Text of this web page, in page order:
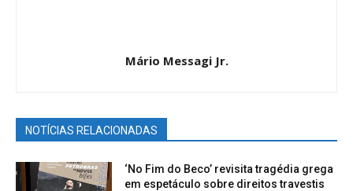
Mário Messagi Jr.
NOTÍCIAS RELACIONADAS
‘No Fim do Beco’ revisita tragédia grega
em espetáculo sobre direitos travestis